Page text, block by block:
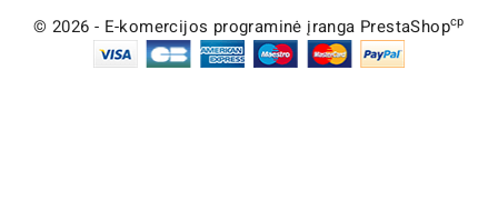
© 2026 - E-komercijos programinė įranga PrestaShopcp